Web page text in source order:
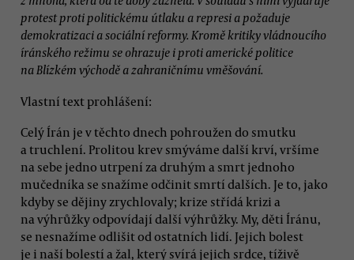
protest proti politickému útlaku a represi a požaduje
demokratizaci a sociální reformy. Kromě kritiky vládnoucího
íránského režimu se ohrazuje i proti americké politice
na Blízkém východě a zahraničnímu vměšování.
Vlastní text prohlášení:
Celý Írán je v těchto dnech pohroužen do smutku
a truchlení. Prolitou krev smýváme další krví, vršíme
na sebe jedno utrpení za druhým a smrt jednoho
mučedníka se snažíme odčinit smrtí dalších. Je to, jako
kdyby se dějiny zrychlovaly; krize střídá krizi a
na výhrůžky odpovídají další výhrůžky. My, děti Íránu,
se nesnažíme odlišit od ostatních lidí. Jejich bolest
je i naší bolestí a žal, který svírá jejich srdce, tíživě